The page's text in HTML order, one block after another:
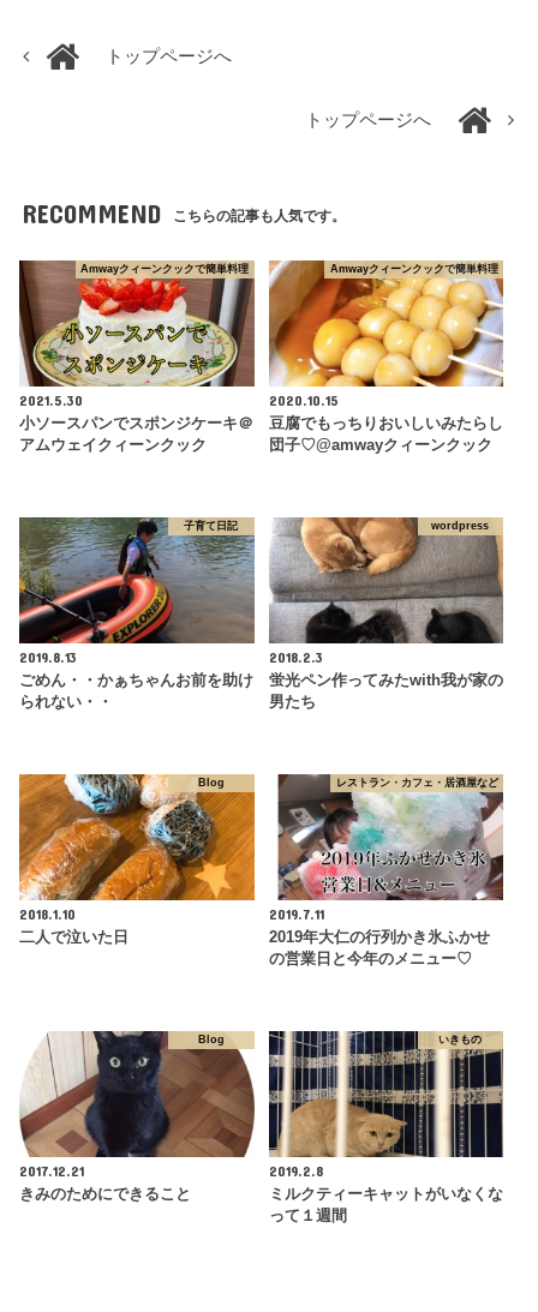
トップページへ
トップページへ
RECOMMEND こちらの記事も人気です。
Amwayクィーンクックで簡単料理
2021.5.30
小ソースパンでスポンジケーキ＠
アムウェイクィーンクック
Amwayクィーンクックで簡単料理
2020.10.15
豆腐でもっちりおいしいみたらし
団子♡@amwayクィーンクック
子育て日記
2019.8.13
ごめん・・かぁちゃんお前を助け
られない・・
wordpress
2018.2.3
蛍光ペン作ってみたwith我が家の
男たち
Blog
2018.1.10
二人で泣いた日
レストラン・カフェ・居酒屋など
2019.7.11
2019年大仁の行列かき氷ふかせ
の営業日と今年のメニュー♡
Blog
2017.12.21
きみのためにできること
いきもの
2019.2.8
ミルクティーキャットがいなくな
って１週間